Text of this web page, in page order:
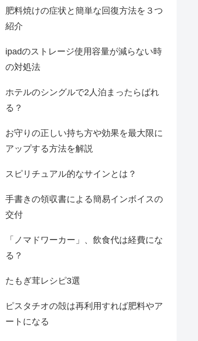
肥料焼けの症状と簡単な回復方法を３つ
紹介
ipadのストレージ使用容量が減らない時
の対処法
ホテルのシングルで2人泊まったらばれ
る？
お守りの正しい持ち方や効果を最大限に
アップする方法を解説
スピリチュアル的なサインとは？
手書きの領収書による簡易インボイスの
交付
「ノマドワーカー」、飲食代は経費にな
る？
たもぎ茸レシピ3選
ピスタチオの殻は再利用すれば肥料やア
ートになる